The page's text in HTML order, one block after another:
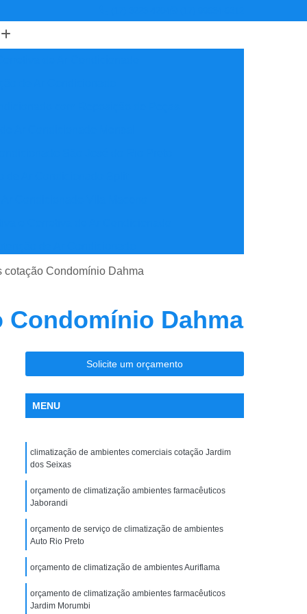
Ar Condicionado
Ar Condicionado
Limpeza de Dutos
de Ar Condicionado
São José do Rio Preto
Maceno
Industriais
Robotizada de Dutos de Ar Condicionado
Plano de Manutenção Operação e Controle
e Controle para Ar Condicionado
Pmoc Ar Condicionado
Ar Condicionado São José do Rio Preto
Pmoc de Ar Condicionado
de Manutenção Operação e Controle
Condomínio Dahma
Dahma
Solicite um orçamento
MENU
climatização de ambientes comerciais cotação Jardim
dos Seixas
orçamento de climatização ambientes farmacêuticos
Jaborandi
orçamento de serviço de climatização de ambientes
Auto Rio Preto
orçamento de climatização de ambientes Auriflama
orçamento de climatização ambientes farmacêuticos
Jardim Morumbi